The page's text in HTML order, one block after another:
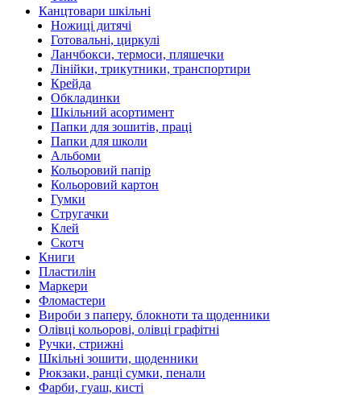
Канцтовари шкільні
Ножиці дитячі
Готовальні, циркулі
Ланчбокси, термоси, пляшечки
Лінійки, трикутники, транспортири
Крейда
Обкладинки
Шкільний асортимент
Папки для зошитів, праці
Папки для школи
Альбоми
Кольоровий папір
Кольоровий картон
Гумки
Стругачки
Клей
Скотч
Книги
Пластилін
Маркери
Фломастери
Вироби з паперу, блокноти та щоденники
Олівці кольорові, олівці графітні
Ручки, стрижні
Шкільні зошити, щоденники
Рюкзаки, ранці сумки, пенали
Фарби, гуаш, кисті